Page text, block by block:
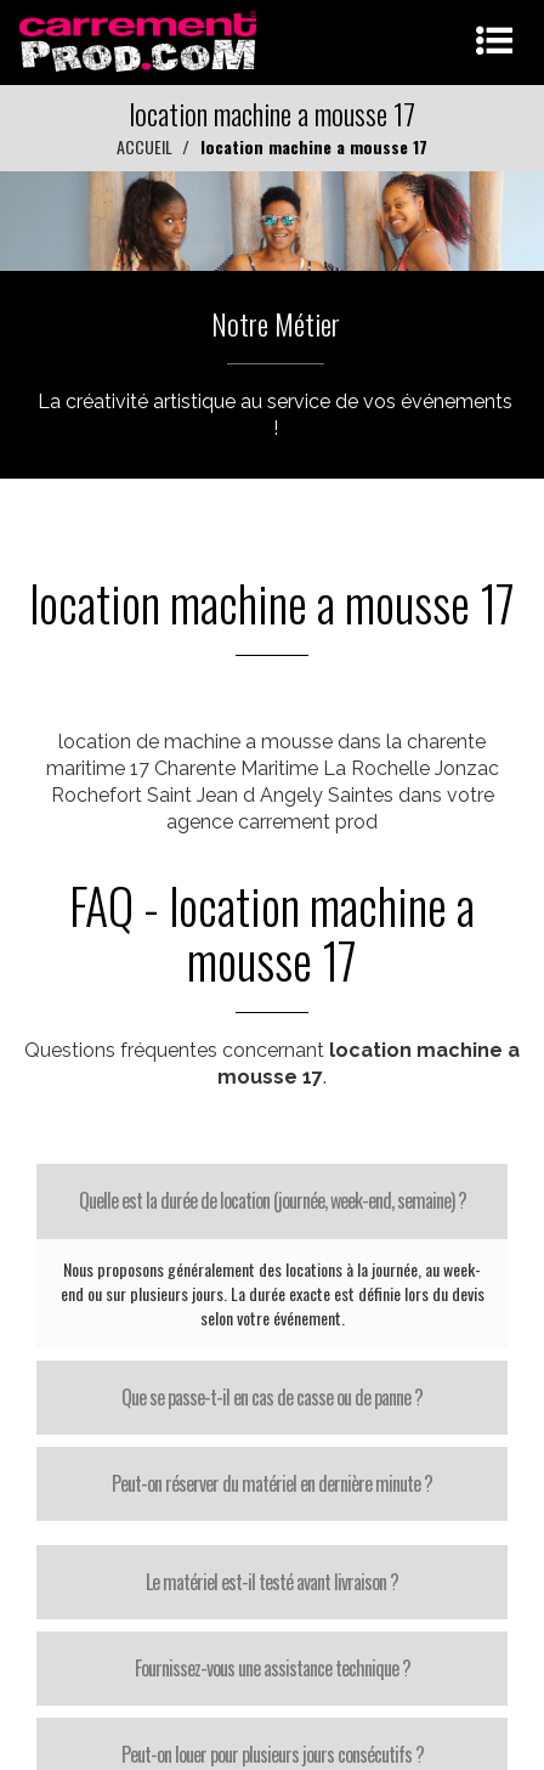
location machine a mousse 17
ACCUEIL location machine a mousse 17
Notre Métier
La créativité artistique au service de vos événements
!
location machine a mousse 17
location de machine a mousse dans la charente
maritime 17 Charente Maritime La Rochelle Jonzac
Rochefort Saint Jean d Angely Saintes dans votre
agence carrement prod
FAQ - location machine a
mousse 17
Questions fréquentes concernant location machine a
mousse 17.
Quelle est la durée de location (journée, week-end, semaine) ?
Nous proposons généralement des locations à la journée, au week-
end ou sur plusieurs jours. La durée exacte est définie lors du devis
selon votre événement.
Que se passe-t-il en cas de casse ou de panne ?
Peut-on réserver du matériel en dernière minute ?
Le matériel est-il testé avant livraison ?
Fournissez-vous une assistance technique ?
Peut-on louer pour plusieurs jours consécutifs ?